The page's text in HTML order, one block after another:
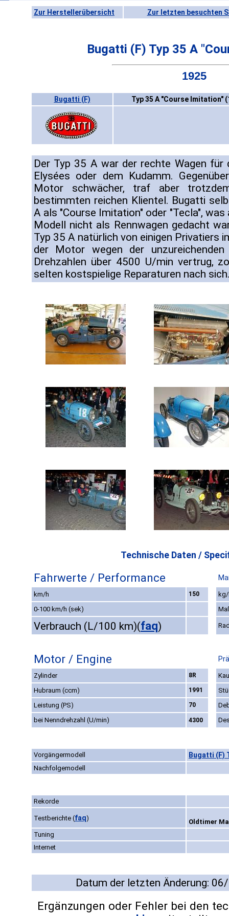
Zur Herstellerübersicht Zur letzten besuchten
Bugatti (F) Typ 35 A
1925
Bugatti (F) Typ 35 A "Course Imitation"
Der Typ 35 A war der rechte Wagen für
Elysées oder dem Kudamm.
Motor schwächer, traf aber
bestimmten reichen Klientel. Bugatti
A als "Course Imitation" oder "Tecla",
Modell nicht als Rennwagen gedacht
Typ 35 A natürlich von einigen Privatiers
der Motor wegen der unzureichenden
Drehzahlen über 4500 U/min vertrug,
selten kostspielige Reparaturen nach
Technische Daten /
Fahrwerte / Performance
km/h 150
0-100 km/h (sek)
Verbrauch (L/100 km)(faq)
Motor / Engine
Zylinder 8R
Hubraum (ccm)
1991
Leistung (PS)
70
bei Nenndrehzahl (U/min)
4300
Vorgängermodell Bugatti (F)
Nachfolgemodell
Rekorde
Testberichte (faq)
Oldtimer
Tuning
Internet
Datum der letzten Änderung:
Ergänzungen oder Fehler bei den